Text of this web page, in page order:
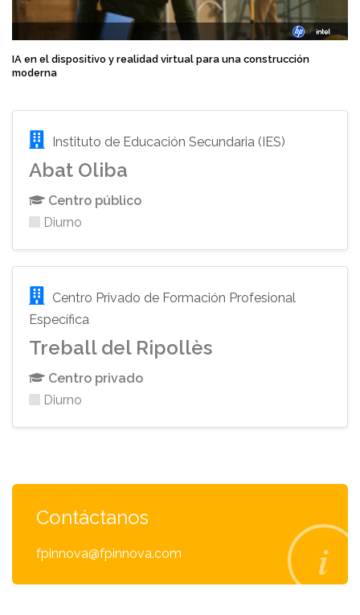
IA en el dispositivo y realidad virtual para una construcción
moderna
Instituto de Educación Secundaria (IES)
Abat Oliba
Centro público
Diurno
Centro Privado de Formación Profesional
Específica
Treball del Ripollès
Centro privado
Diurno
Contáctanos
fpinnova@fpinnova.com